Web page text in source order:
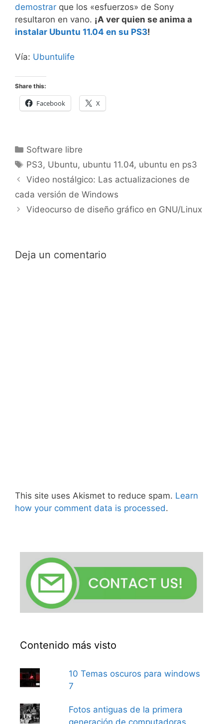
demostrar que los «esfuerzos» de Sony
resultaron en vano. ¡A ver quien se anima a
instalar Ubuntu 11.04 en su PS3!
Vía: Ubuntulife
Share this:
Facebook X
Categorías
Software libre
Etiquetas
PS3, Ubuntu, ubuntu 11.04, ubuntu en ps3
Video nostálgico: Las actualizaciones de
cada versión de Windows
Videocurso de diseño gráfico en GNU/Linux
Deja un comentario
This site uses Akismet to reduce spam. Learn
how your comment data is processed.
Contenido más visto
10 Temas oscuros para windows
7
Fotos antiguas de la primera
generación de computadoras